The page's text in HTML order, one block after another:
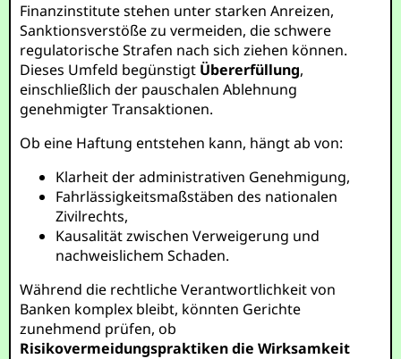
Finanzinstitute stehen unter starken Anreizen,
Sanktionsverstöße zu vermeiden, die schwere
regulatorische Strafen nach sich ziehen können.
Dieses Umfeld begünstigt Übererfüllung,
einschließlich der pauschalen Ablehnung
genehmigter Transaktionen.
Ob eine Haftung entstehen kann, hängt ab von:
Klarheit der administrativen Genehmigung,
Fahrlässigkeitsmaßstäben des nationalen
Zivilrechts,
Kausalität zwischen Verweigerung und
nachweislichem Schaden.
Während die rechtliche Verantwortlichkeit von
Banken komplex bleibt, könnten Gerichte
zunehmend prüfen, ob
Risikovermeidungspraktiken die Wirksamkeit